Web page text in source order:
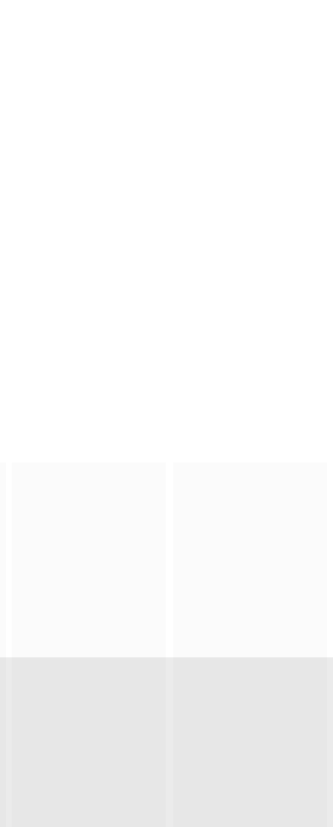
），两个本该最懂“爱”的人，却在520这天领了
却必须接受疏离多年的父亲——曾因事故退